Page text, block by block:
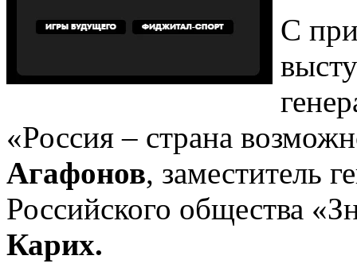
С
«Россия – страна
Агафонов, заместитель
Российского общества
Карих.